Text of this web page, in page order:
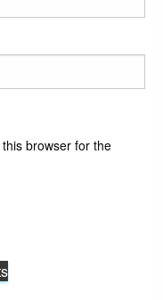
browser for the